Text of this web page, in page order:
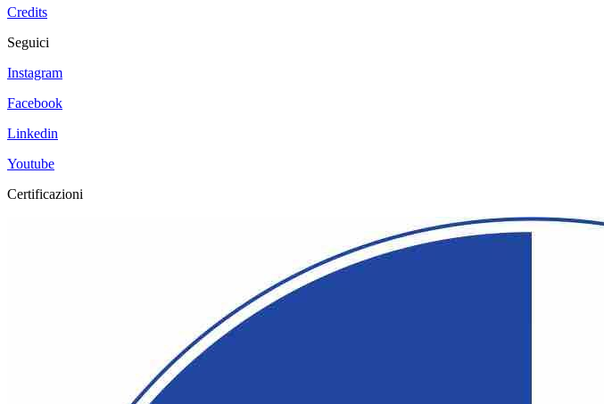
Credits
Seguici
Instagram
Facebook
Linkedin
Youtube
Certificazioni